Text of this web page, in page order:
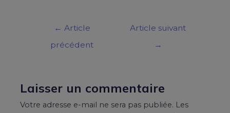
← Article
précédent
Article suivant
→
Laisser un commentaire
Votre adresse e-mail ne sera pas publiée. Les